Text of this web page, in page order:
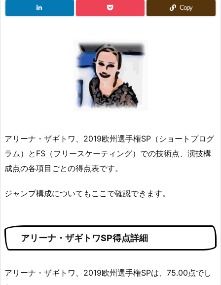
Copy
アリーナ・ザギトワ、2019欧州選手権SP（ショートプログ
ラム）とFS（フリースケーティング）での技術点、演技構
成点の各項目ごとの得点表です。
ジャンプ構成についてもここで確認できます。
アリーナ・ザギトワSP得点詳細
アリーナ・ザギトワ、2019欧州選手権SPは、75.00点でし